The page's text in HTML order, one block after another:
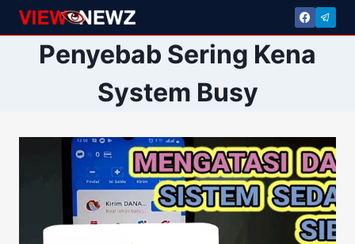
Skip
to
contentPenyebab Sering Kena
System Busy